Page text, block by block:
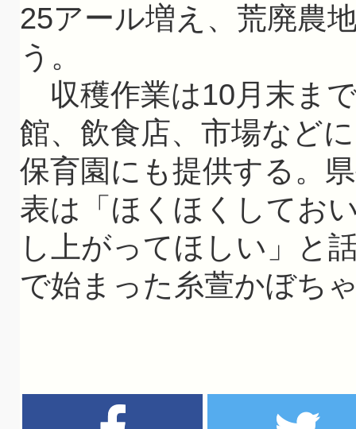
25アール増え、荒廃農
う。
収穫作業は10月末ま
館、飲食店、市場など
保育園にも提供する。
表は「ほくほくしてお
し上がってほしい」と
で始まった糸萱かぼち